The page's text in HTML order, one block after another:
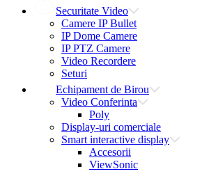
Securitate Video
Camere IP Bullet
IP Dome Camere
IP PTZ Camere
Video Recordere
Seturi
Echipament de Birou
Video Conferinta
Poly
Display-uri comerciale
Smart interactive display
Accesorii
ViewSonic